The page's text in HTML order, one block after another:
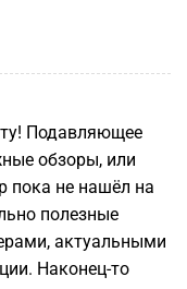
Подавляющее
обзоры, или
пока не нашёл на
полезные
актуальными
Наконец-то